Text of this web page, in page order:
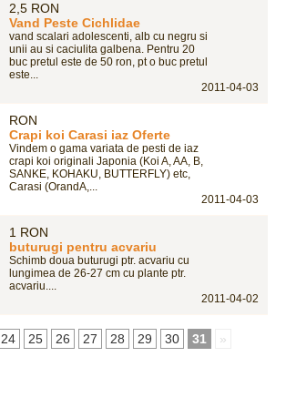
2,5 RON
Vand Peste Cichlidae
vand scalari adolescenti, alb cu negru si
unii au si caciulita galbena. Pentru 20
buc pretul este de 50 ron, pt o buc pretul
este...
2011-04-03
RON
Crapi koi Carasi iaz Oferte
Vindem o gama variata de pesti de iaz
crapi koi originali Japonia (Koi A, AA, B,
SANKE, KOHAKU, BUTTERFLY) etc,
Carasi (OrandA,...
2011-04-03
1 RON
buturugi pentru acvariu
Schimb doua buturugi ptr. acvariu cu
lungimea de 26-27 cm cu plante ptr.
acvariu....
2011-04-02
24 25 26 27 28 29 30 31 »